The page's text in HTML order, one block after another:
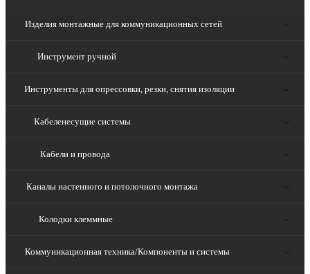
Изделия монтажные для коммуникационных сетей
Инструмент ручной
Инструменты для опрессовки, резки, снятия изоляции
Кабеленесущие системы
Кабели и провода
Каналы настенного и потолочного монтажа
Колодки клеммные
Коммуникационная техника/Компоненты и системы